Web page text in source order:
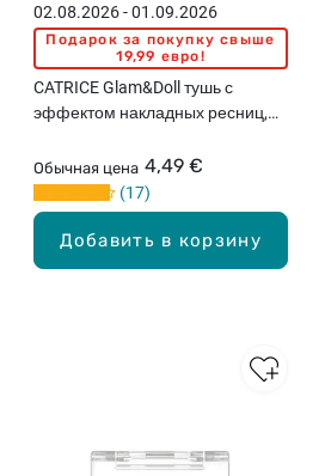
Добавить в корзину
02.08.2026 - 01.09.2026
Подарок за покупку свыше
19,99 евро!
CATRICE Glam&Doll тушь с
эффектом накладных ресниц,
Обычная цена 4,49 €
17